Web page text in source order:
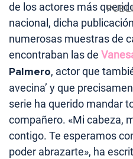
de los actores más
nacional, dicha
numerosas muestras de
encontraban las de
Palmero, actor que
avecina’ y que
serie ha querido mandar
compañero. «Mi cabeza,
contigo. Te esperamos
poder abrazarte», ha